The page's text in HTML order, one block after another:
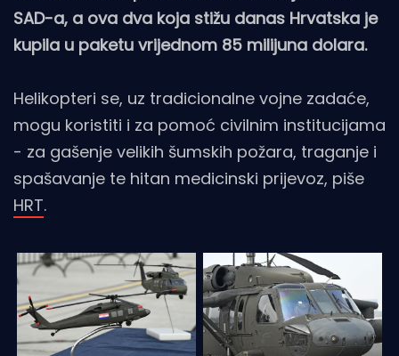
SAD-a, a ova dva koja stižu danas Hrvatska je
kupila u paketu vrijednom 85 milijuna dolara.
Helikopteri se, uz tradicionalne vojne zadaće,
mogu koristiti i za pomoć civilnim institucijama
- za gašenje velikih šumskih požara, traganje i
spašavanje te hitan medicinski prijevoz, piše
HRT.